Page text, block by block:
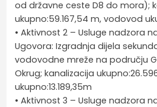
od državne ceste D8 do mora);
ukupno:59.167,54 m, vodovod
• Aktivnost 2 – Usluge nadzora
Ugovora: Izgradnja dijela
vodovodne mreže na području
Okrug; kanalizacija
ukupno:13.189,35m
• Aktivnost 3 – Usluge nadzora